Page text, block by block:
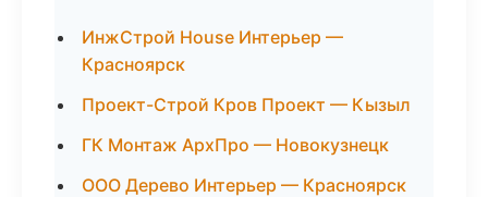
ИнжСтрой House Интерьер —
Красноярск
Проект-Строй Кров Проект — Кызыл
ГК Монтаж АрхПро — Новокузнецк
ООО Дерево Интерьер — Красноярск